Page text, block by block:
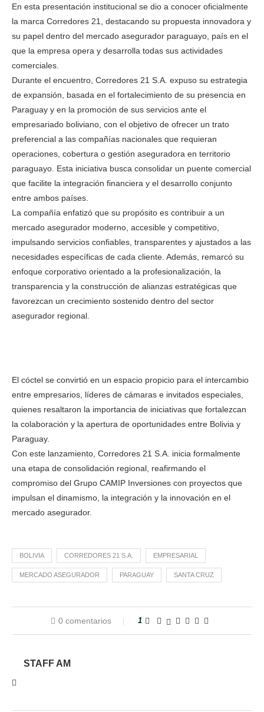
En esta presentación institucional se dio a conocer oficialmente
la marca Corredores 21, destacando su propuesta innovadora y
su papel dentro del mercado asegurador paraguayo, país en el
que la empresa opera y desarrolla todas sus actividades
comerciales.
Durante el encuentro, Corredores 21 S.A. expuso su estrategia
de expansión, basada en el fortalecimiento de su presencia en
Paraguay y en la promoción de sus servicios ante el
empresariado boliviano, con el objetivo de ofrecer un trato
preferencial a las compañías nacionales que requieran
operaciones, cobertura o gestión aseguradora en territorio
paraguayo. Esta iniciativa busca consolidar un puente comercial
que facilite la integración financiera y el desarrollo conjunto
entre ambos países.
La compañía enfatizó que su propósito es contribuir a un
mercado asegurador moderno, accesible y competitivo,
impulsando servicios confiables, transparentes y ajustados a las
necesidades específicas de cada cliente. Además, remarcó su
enfoque corporativo orientado a la profesionalización, la
transparencia y la construcción de alianzas estratégicas que
favorezcan un crecimiento sostenido dentro del sector
asegurador regional.
El cóctel se convirtió en un espacio propicio para el intercambio
entre empresarios, líderes de cámaras e invitados especiales,
quienes resaltaron la importancia de iniciativas que fortalezcan
la colaboración y la apertura de oportunidades entre Bolivia y
Paraguay.
Con este lanzamiento, Corredores 21 S.A. inicia formalmente
una etapa de consolidación regional, reafirmando el
compromiso del Grupo CAMIP Inversiones con proyectos que
impulsan el dinamismo, la integración y la innovación en el
mercado asegurador.
BOLIVIA CORREDORES 21 S.A. EMPRESARIAL
MERCADO ASEGURADOR PARAGUAY SANTA CRUZ
0 comentarios 1
STAFF AM